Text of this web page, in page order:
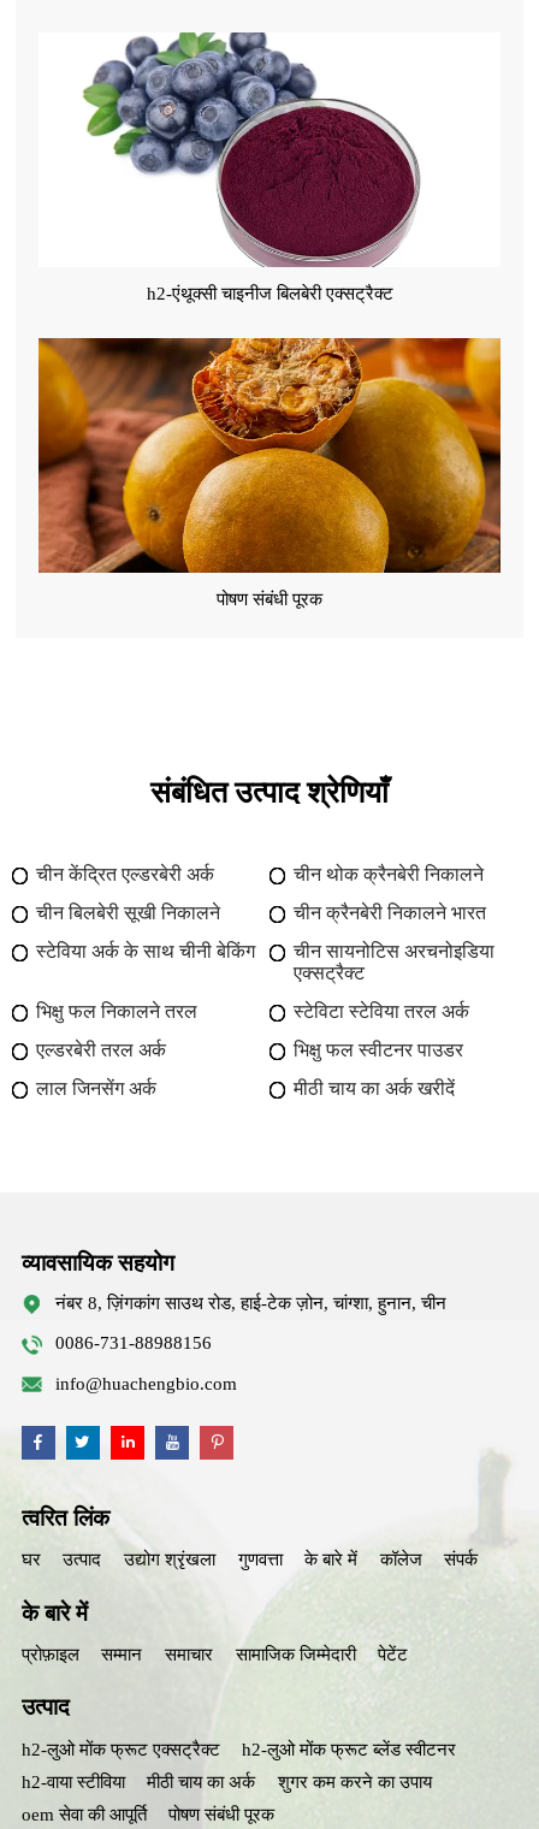
h2-एंथूक्सी चाइनीज बिलबेरी एक्सट्रैक्ट
पोषण संबंधी पूरक
संबंधित उत्पाद श्रेणियाँ
चीन केंद्रित एल्डरबेरी अर्क
चीन थोक क्रैनबेरी निकालने
चीन बिलबेरी सूखी निकालने
चीन क्रैनबेरी निकालने भारत
स्टेविया अर्क के साथ चीनी बेकिंग
चीन सायनोटिस अरचनोइडिया
एक्सट्रैक्ट
भिक्षु फल निकालने तरल
स्टेविटा स्टेविया तरल अर्क
एल्डरबेरी तरल अर्क
भिक्षु फल स्वीटनर पाउडर
लाल जिनसेंग अर्क
मीठी चाय का अर्क खरीदें
व्यावसायिक सहयोग
नंबर 8, ज़िंगकांग साउथ रोड, हाई-टेक ज़ोन, चांग्शा, हुनान, चीन
0086-731-88988156
info@huachengbio.com
त्वरित लिंक
घर उत्पाद उद्योग श्रृंखला गुणवत्ता के बारे में कॉलेज संपर्क
के बारे में
प्रोफ़ाइल सम्मान समाचार सामाजिक जिम्मेदारी पेटेंट
उत्पाद
h2-लुओ मोंक फ्रूट एक्सट्रैक्ट
h2-लुओ मोंक फ्रूट ब्लेंड स्वीटनर
h2-वाया स्टीविया
मीठी चाय का अर्क
शुगर कम करने का उपाय
oem सेवा की आपूर्ति
पोषण संबंधी पूरक